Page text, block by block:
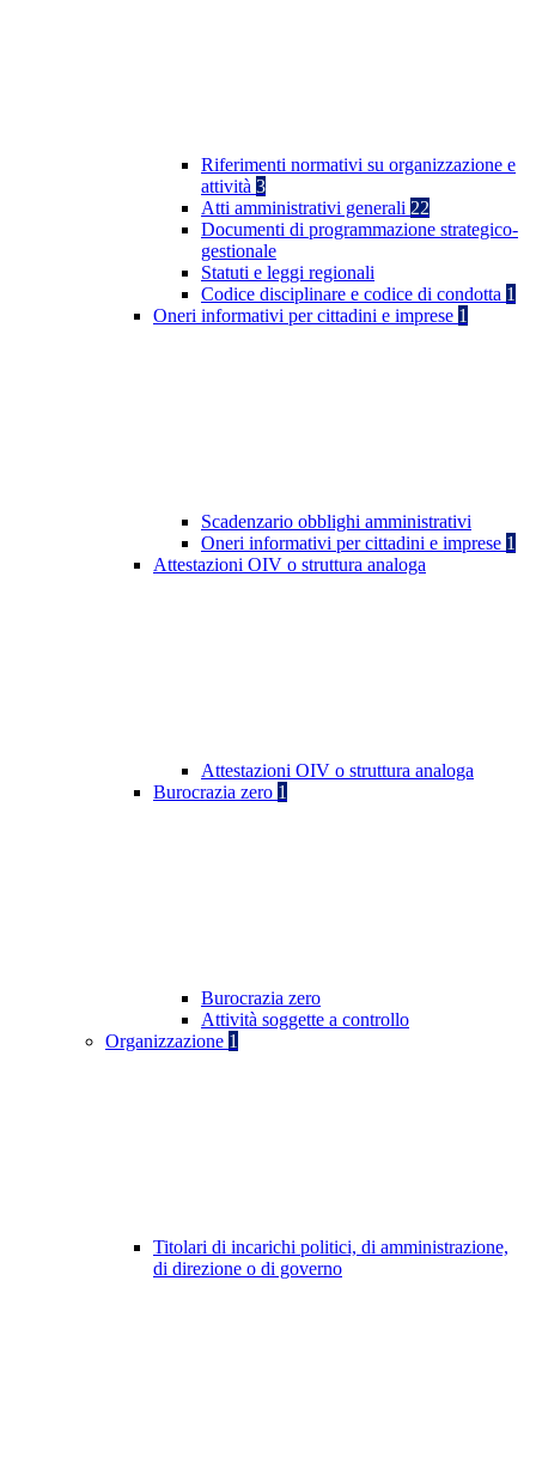
Riferimenti normativi su organizzazione e
attività 3
Atti amministrativi generali 22
Documenti di programmazione strategico-
gestionale
Statuti e leggi regionali
Codice disciplinare e codice di condotta 1
Oneri informativi per cittadini e imprese 1
Scadenzario obblighi amministrativi
Oneri informativi per cittadini e imprese 1
Attestazioni OIV o struttura analoga
Attestazioni OIV o struttura analoga
Burocrazia zero 1
Burocrazia zero
Attività soggette a controllo
Organizzazione 1
Titolari di incarichi politici, di amministrazione,
di direzione o di governo